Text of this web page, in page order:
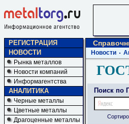
РЕГИСТРАЦИЯ
НОВОСТИ
Рынка металлов
Новости компаний
Информагентства
АНАЛИТИКА
Черные металлы
Цветные металлы
Драгоценные металлы
Новости
Поиск по